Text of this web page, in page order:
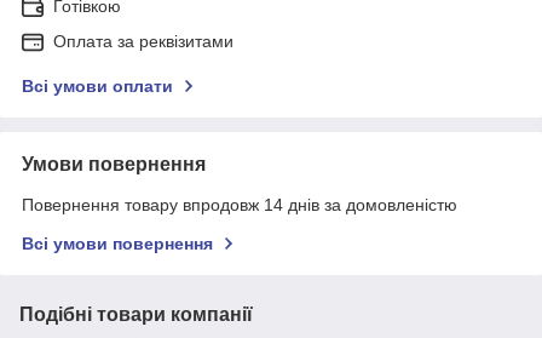
Готівкою
Оплата за реквізитами
Всі умови оплати
Умови повернення
Повернення товару впродовж 14 днів за домовленістю
Всі умови повернення
Подібні товари компанії